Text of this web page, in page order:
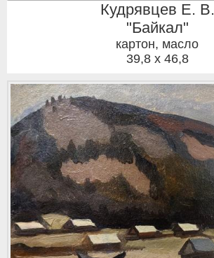
Кудрявцев Е. В.
"Байкал"
картон, масло
39,8 x 46,8